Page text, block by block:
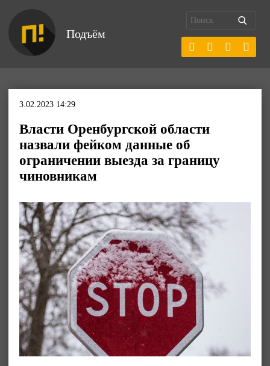
Подъём
3.02.2023 14:29
Власти Оренбургской области
назвали фейком данные об
ограничении выезда за границу
чиновникам